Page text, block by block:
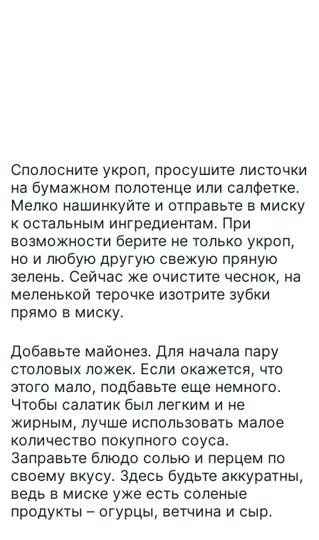
Сполосните укроп, просушите листочки
на бумажном полотенце или салфетке.
Мелко нашинкуйте и отправьте в миску
к остальным ингредиентам. При
возможности берите не только укроп,
но и любую другую свежую пряную
зелень. Сейчас же очистите чеснок, на
меленькой терочке изотрите зубки
прямо в миску.
Добавьте майонез. Для начала пару
столовых ложек. Если окажется, что
этого мало, подбавьте еще немного.
Чтобы салатик был легким и не
жирным, лучше использовать малое
количество покупного соуса.
Заправьте блюдо солью и перцем по
своему вкусу. Здесь будьте аккуратны,
ведь в миске уже есть соленые
продукты – огурцы, ветчина и сыр.